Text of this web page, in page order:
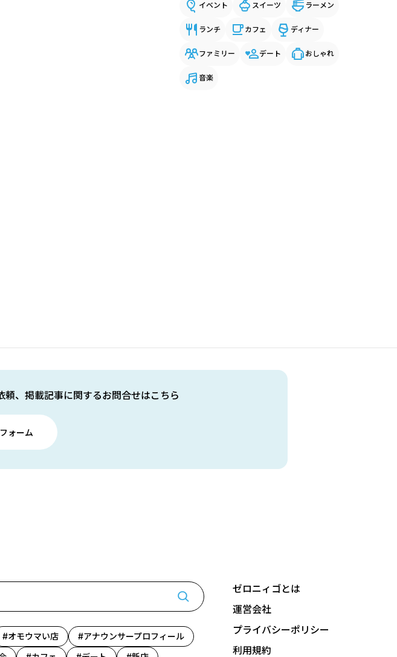
イベント スイーツ ラーメン
ランチ カフェ ディナー
ファミリー デート おしゃれ
音楽
、掲載記事に関するお問合せはこちら
ォーム
オモウマい店
アナウンサープロフィール
ゼロニィゴとは
運営会社
プライバシーポリシー
利用規約